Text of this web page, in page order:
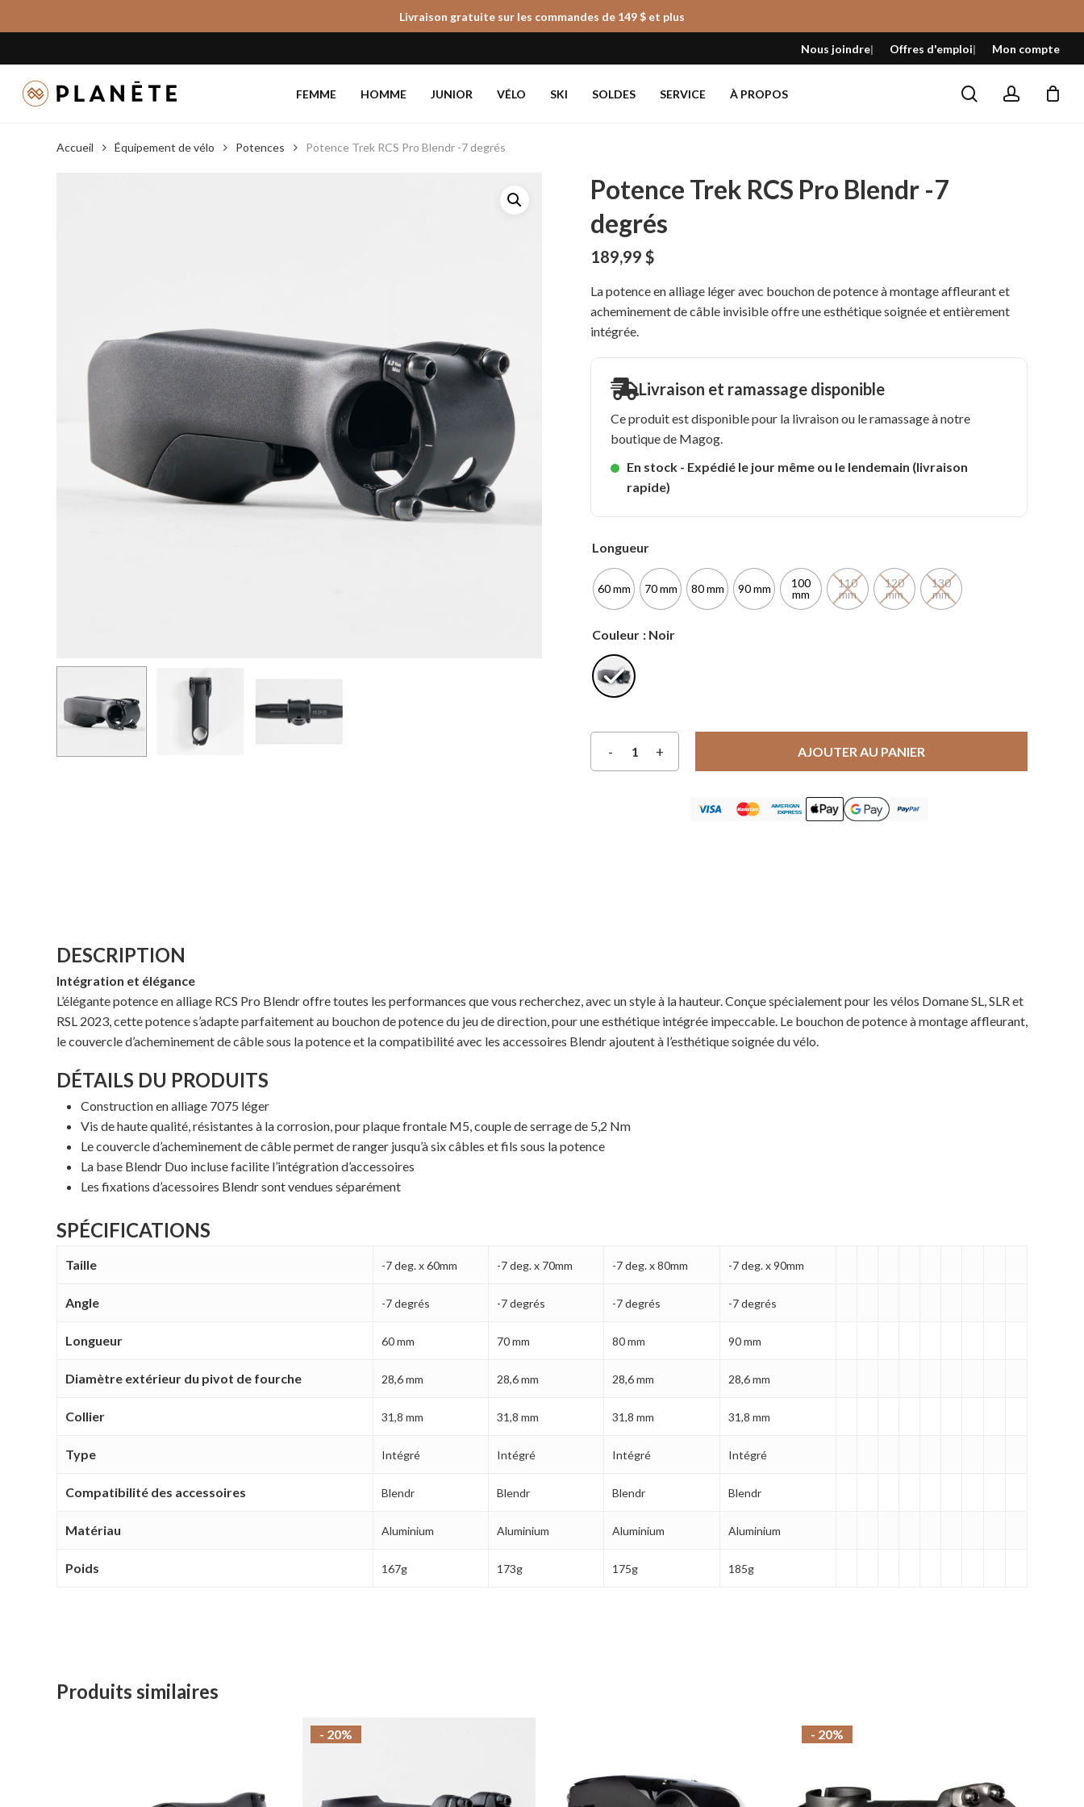
to
content
Livraison gratuite sur les commandes de 149 $ et plus
Nous joindre Offres d'emploi Mon compte
FEMME HOMME JUNIOR VÉLO SKI SOLDES SERVICE À PROPOS searchaccount
Fermer
le
panier
Accueil Équipement de vélo Potences Potence Trek RCS Pro Blendr -7 degrés
Potence Trek RCS Pro Blendr -7
degrés
189,99$
La potence en alliage léger avec bouchon de potence à montage affleurant et
acheminement de câble invisible offre une esthétique soignée et entièrement
intégrée.
Livraison et ramassage disponible
Ce produit est disponible pour la livraison ou le ramassage à notre
boutique de Magog.
En stock - Expédié le jour même ou le lendemain (livraison
rapide)
Longueur
60 mm 70 mm 80 mm 90 mm
100
mm
110
mm
120
mm
130
mm
Couleur : Noir
AJOUTER AU PANIER
DESCRIPTION
Intégration et élégance
L’élégante potence en alliage RCS Pro Blendr offre toutes les performances que vous recherchez, avec un style à la hauteur. Conçue spécialement pour les vélos Domane SL, SLR et
RSL 2023, cette potence s’adapte parfaitement au bouchon de potence du jeu de direction, pour une esthétique intégrée impeccable. Le bouchon de potence à montage affleurant,
le couvercle d’acheminement de câble sous la potence et la compatibilité avec les accessoires Blendr ajoutent à l’esthétique soignée du vélo.
DÉTAILS DU PRODUITS
Construction en alliage 7075 léger
Vis de haute qualité, résistantes à la corrosion, pour plaque frontale M5, couple de serrage de 5,2 Nm
Le couvercle d’acheminement de câble permet de ranger jusqu’à six câbles et fils sous la potence
La base Blendr Duo incluse facilite l’intégration d’accessoires
Les fixations d’acessoires Blendr sont vendues séparément
SPÉCIFICATIONS
Taille -7 deg. x 60mm -7 deg. x 70mm -7 deg. x 80mm -7 deg. x 90mm
Angle -7 degrés -7 degrés -7 degrés -7 degrés
Longueur 60 mm 70 mm 80 mm 90 mm
Diamètre extérieur du pivot de fourche 28,6 mm 28,6 mm 28,6 mm 28,6 mm
Collier 31,8 mm 31,8 mm 31,8 mm 31,8 mm
Type Intégré Intégré Intégré Intégré
Compatibilité des accessoires Blendr Blendr Blendr Blendr
Matériau Aluminium Aluminium Aluminium Aluminium
Poids 167g 173g 175g 185g
Produits similaires
- 20% - 20%